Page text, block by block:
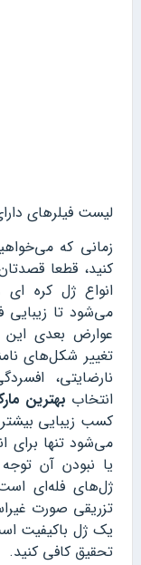
لیست فیلرهای
زمانی که
کنید، قطعا
انواع ژل کره
می‌شود تا
عوارض بعدی این
تغییر شکل‌های
نارضایتی،
انتخاب بهترین
کسب زیبایی
می‌شود تنها برای
یا نبودن آن
ژل‌های فله‌ای
تزریقی صورت
یک ژل باکیفیت
تحقیق کافی کنید.